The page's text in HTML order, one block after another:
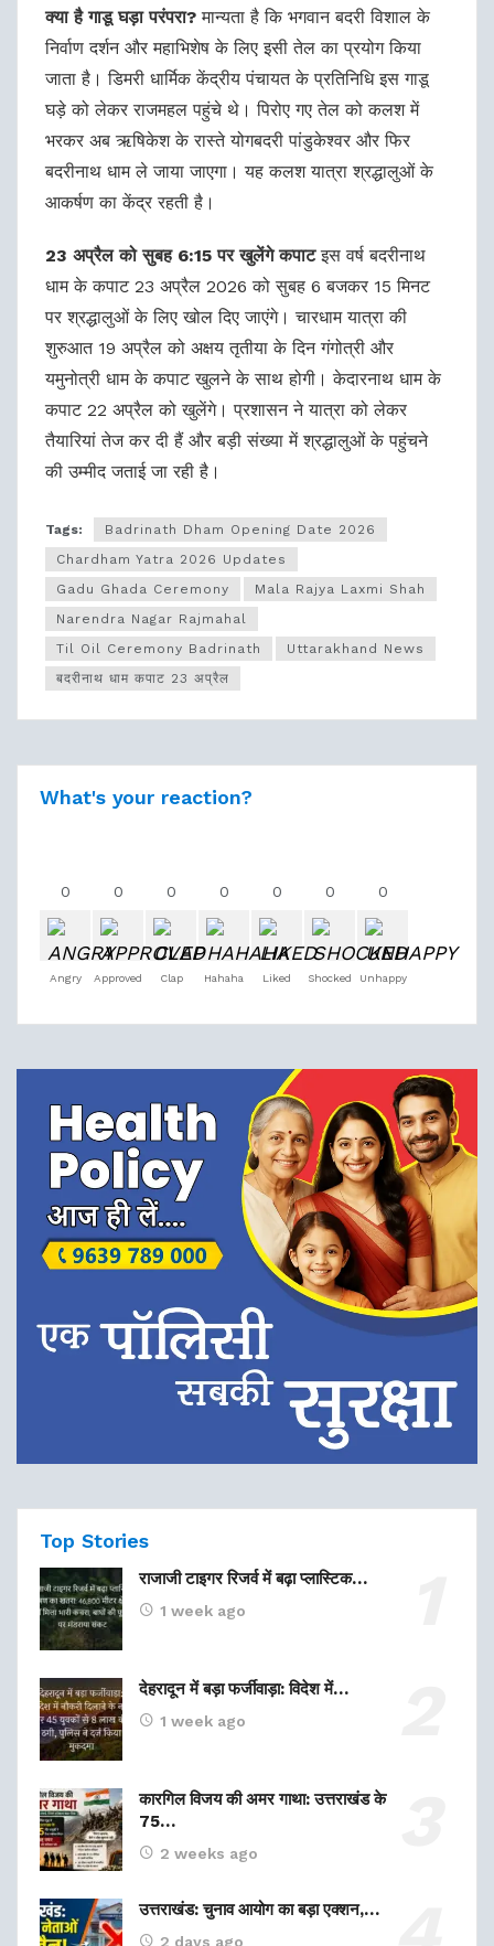
क्या है गाडू घड़ा परंपरा? मान्यता है कि भगवान बदरी विशाल के
निर्वाण दर्शन और महाभिशेष के लिए इसी तेल का प्रयोग किया
जाता है। डिमरी धार्मिक केंद्रीय पंचायत के प्रतिनिधि इस गाडू
घड़े को लेकर राजमहल पहुंचे थे। पिरोए गए तेल को कलश में
भरकर अब ऋषिकेश के रास्ते योगबदरी पांडुकेश्वर और फिर
बदरीनाथ धाम ले जाया जाएगा। यह कलश यात्रा श्रद्धालुओं के
आकर्षण का केंद्र रहती है।
23 अप्रैल को सुबह 6:15 पर खुलेंगे कपाटइस वर्ष बदरीनाथ
धाम के कपाट 23 अप्रैल 2026 को सुबह 6 बजकर 15 मिनट
पर श्रद्धालुओं के लिए खोल दिए जाएंगे। चारधाम यात्रा की
शुरुआत 19 अप्रैल को अक्षय तृतीया के दिन गंगोत्री और
यमुनोत्री धाम के कपाट खुलने के साथ होगी। केदारनाथ धाम के
कपाट 22 अप्रैल को खुलेंगे। प्रशासन ने यात्रा को लेकर
तैयारियां तेज कर दी हैं और बड़ी संख्या में श्रद्धालुओं के पहुंचने
की उम्मीद जताई जा रही है।
Tags:
Badrinath Dham Opening Date 2026
Chardham Yatra 2026 Updates
Gadu Ghada Ceremony
Mala Rajya Laxmi Shah
Narendra Nagar Rajmahal
Til Oil Ceremony Badrinath
Uttarakhand News
बदरीनाथ धाम कपाट 23 अप्रैल
What's your reaction?
0
Angry
0
Approved
0
Clap
0
Hahaha
0
Liked
0
Shocked
0
Unhappy
Top Stories
राजाजी टाइगर रिजर्व में बढ़ा प्लास्टिक…
1 week ago
देहरादून में बड़ा फर्जीवाड़ा: विदेश में…
1 week ago
कारगिल विजय की अमर गाथा: उत्तराखंड के
75…
2 weeks ago
उत्तराखंड: चुनाव आयोग का बड़ा एक्शन,…
2 days ago